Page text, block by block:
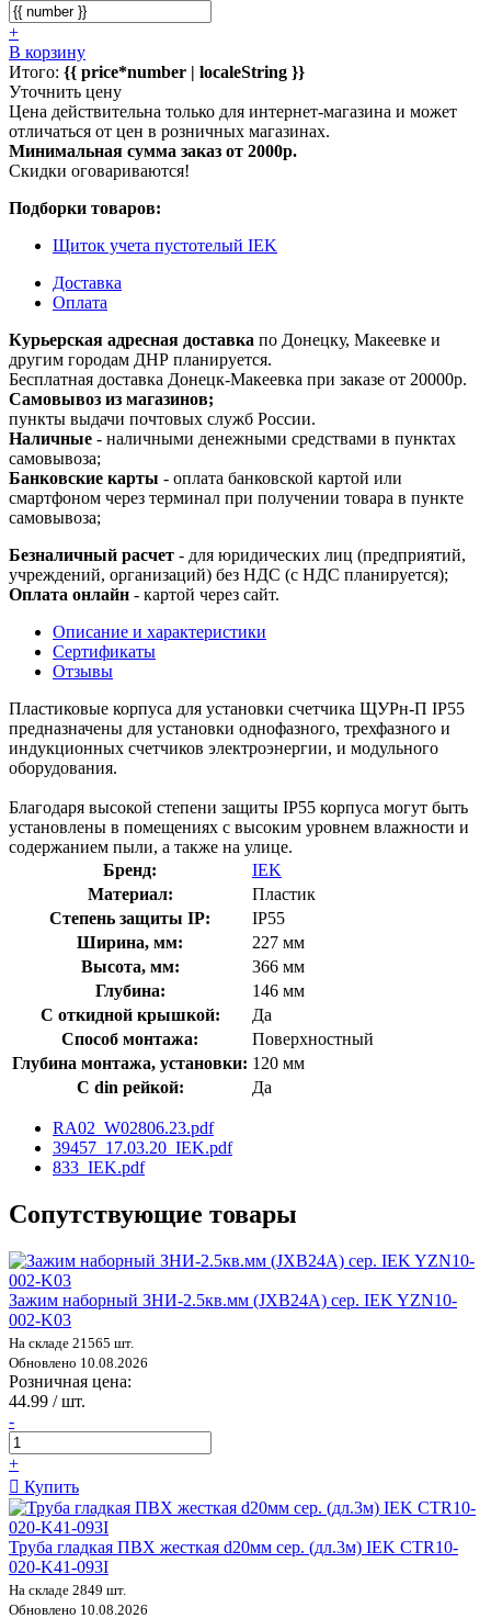
+
В корзину
Итого: {{ price*number | localeString }}
Уточнить цену
Цена действительна только для интернет-магазина и может
отличаться от цен в розничных магазинах.
Минимальная сумма заказ от 2000р.
Скидки оговариваются!
Подборки товаров:
Щиток учета пустотелый IEK
Доставка
Оплата
Курьерская адресная доставка по Донецку, Макеевке и
другим городам ДНР планируется.
Бесплатная доставка Донецк-Макеевка при заказе от 20000р.
Самовывоз из магазинов;
пункты выдачи почтовых служб России.
Наличные - наличными денежными средствами в пунктах
самовывоза;
Банковские карты - оплата банковской картой или
смартфоном через терминал при получении товара в пункте
самовывоза;
Безналичный расчет - для юридических лиц (предприятий,
учреждений, организаций) без НДС (с НДС планируется);
Оплата онлайн - картой через сайт.
Описание и характеристики
Сертификаты
Отзывы
Пластиковые корпуса для установки счетчика ЩУРн-П IP55
предназначены для установки однофазного, трехфазного и
индукционных счетчиков электроэнергии, и модульного
оборудования.
Благодаря высокой степени защиты IP55 корпуса могут быть
установлены в помещениях с высоким уровнем влажности и
содержанием пыли, а также на улице.
Бренд:
IEK
Материал:
Пластик
Степень защиты IP:
IP55
Ширина, мм:
227 мм
Высота, мм:
366 мм
Глубина:
146 мм
С откидной крышкой:
Да
Способ монтажа:
Поверхностный
Глубина монтажа, установки: 120 мм
С din рейкой:
Да
RA02_W02806.23.pdf
39457_17.03.20_IEK.pdf
833_IEK.pdf
Сопутствующие товары
Зажим наборный ЗНИ-2.5кв.мм (JXB24А) сер. IEK YZN10-
002-K03
На складе 21565 шт.
Обновлено 10.08.2026
Розничная цена:
44.99 / шт.
-
+
Купить
Труба гладкая ПВХ жесткая d20мм сер. (дл.3м) IEK CTR10-
020-K41-093I
На складе 2849 шт.
Обновлено 10.08.2026